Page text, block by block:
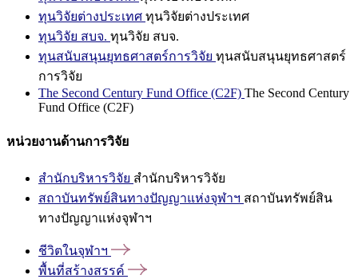
ทุนวิจัยต่างประเทศ ทุนวิจัยต่างประเทศ
ทุนวิจัย สบจ. ทุนวิจัย สบจ.
ทุนสนับสนุนยุทธศาสตร์การวิจัย ทุนสนับสนุนยุทธศาสตร์
การวิจัย
The Second Century Fund Office (C2F) The Second Century
Fund Office (C2F)
หน่วยงานด้านการวิจัย
สำนักบริหารวิจัย สำนักบริหารวิจัย
สถาบันทรัพย์สินทางปัญญาแห่งจุฬาฯ สถาบันทรัพย์สิน
ทางปัญญาแห่งจุฬาฯ
ชีวิตในจุฬาฯ
พื้นที่สร้างสรรค์